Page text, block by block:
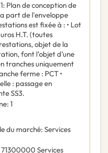
Plan de conception de
part de l'enveloppe
est fixée à : • Lot
H.T. (toutes
objet de la
font l’objet d’une
tranches uniquement
ferme : PCT •
: passage en
SS3.
: 1
du marché: Services
71300000 Services